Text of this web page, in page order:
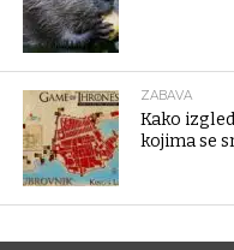
ZABAVA
Kako
kojima se